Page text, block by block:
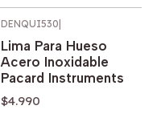
DENQUI530
Lima Para Hueso
Acero Inoxidable
Pacard Instruments
$4.990